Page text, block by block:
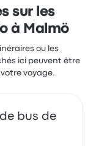
sur les
à Malmö
ou les
ici peuvent être
voyage.
bus de